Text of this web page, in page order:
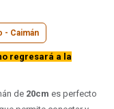
- Caimán
regresará a la
de 20cm es perfecto